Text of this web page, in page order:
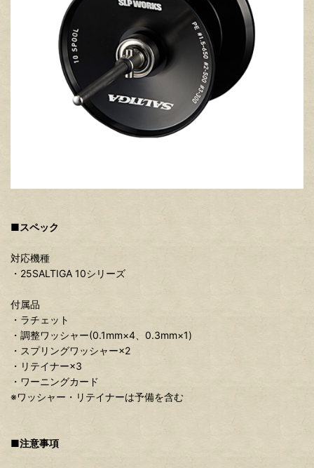
■スペック
対応機種
・25SALTIGA 10シリーズ
付属品
・ラチェット
・調整ワッシャー(0.1mm×4、0.3mm×1)
・スプリングワッシャー×2
・リテイナー×3
・ワーニングカード
※ワッシャー・リテイナーは予備を含む
■注意事項